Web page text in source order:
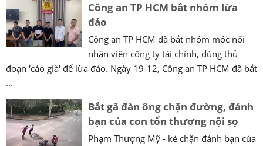
Công an TP HCM bắt nhóm lừa
đảo
Công an TP HCM đã bắt nhóm móc nối
nhân viên công ty tài chính, dùng thủ
đoạn 'cáo già' để lừa đảo. Ngày 19-12, Công an TP HCM đã bắt
...
Bắt gã đàn ông chặn đường, đánh
bạn của con tổn thương nội sọ
Phạm Thượng Mỹ - kẻ chặn đánh bạn của